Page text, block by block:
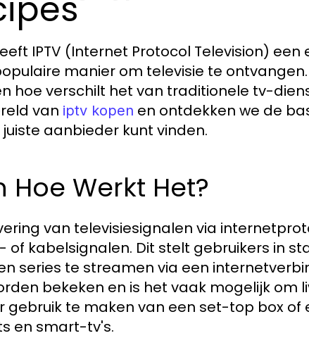
IPTV (Internet Protocol Television) een
manier om televisie te
hoe verschilt het van traditionele tv-
van iptv kopen en ontdekken we de
aanbieder kunt vinden.
Hoe Werkt Het?
van televisiesignalen via
kabelsignalen. Dit stelt gebruikers in
series te streamen via een
bekeken en is het vaak mogelijk om
gebruik te maken van een set-top box
en smart-tv's.